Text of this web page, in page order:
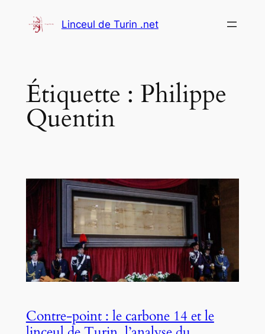
Linceul de Turin .net
Étiquette : Philippe
Quentin
Contre-point : le carbone 14 et le